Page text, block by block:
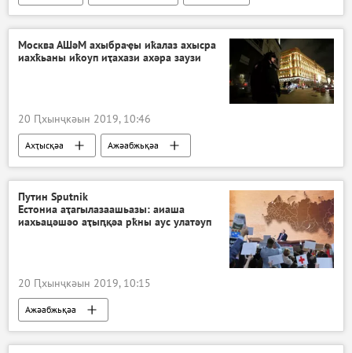
Москва АШәМ ахыбраҿы иҟалаз ахысра
иахҟьаны иҟоуп иҭахази ахәра заузи
20 Ԥхынҷкәын 2019, 10:46
Ахҭысқәа Ажәабжьқәа
Путин Sputnik
Естониа аҭагылазаашьазы: аиаша
иахьацәшәо аҭыԥқәа рҟны аус улатәуп
20 Ԥхынҷкәын 2019, 10:15
Ажәабжьқәа